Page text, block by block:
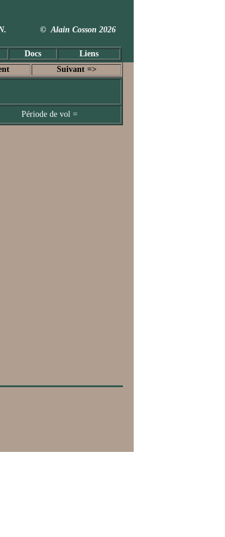
© Alain Cosson 2026
Docs Liens
Suivant =>
Période de vol =